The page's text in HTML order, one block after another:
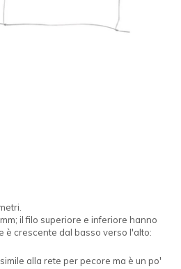
il filo superiore e inferiore hanno
è crescente dal basso verso l'alto:
alla rete per pecore ma è un po'